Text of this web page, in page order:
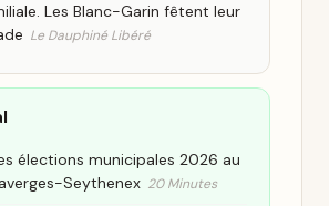
Les Blanc-Garin fêtent leur
Le Dauphiné Libéré
élections municipales 2026 au
Seythenex 20 Minutes